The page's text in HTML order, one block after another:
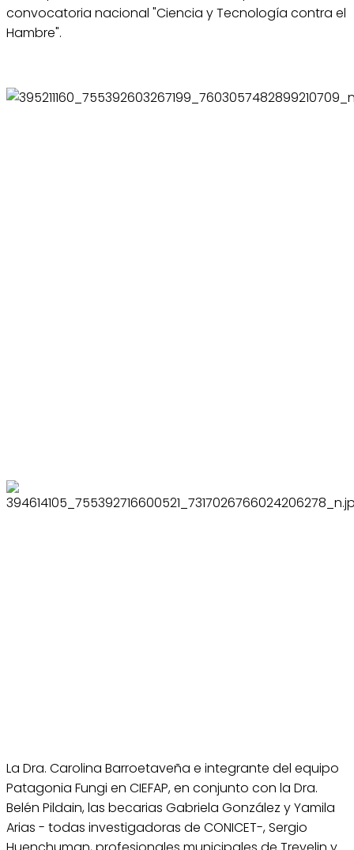
convocatoria nacional "Ciencia y Tecnología contra el
Hambre".
La Dra. Carolina Barroetaveña e integrante del equipo
Patagonia Fungi en CIEFAP, en conjunto con la Dra.
Belén Pildain, las becarias Gabriela González y Yamila
Arias - todas investigadoras de CONICET-, Sergio